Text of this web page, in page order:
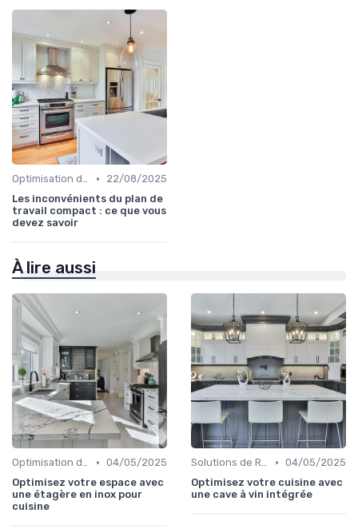
Optimisation de l'Espace •
22/08/2025
Les inconvénients du plan de
travail compact : ce que vous
devez savoir
À lire aussi
Optimisation de l'Espace • 04/05/2025
Optimisez votre espace avec
une étagère en inox pour
cuisine
Solutions de Rangement Intelligentes • 04/05/2025
Optimisez votre cuisine avec
une cave à vin intégrée